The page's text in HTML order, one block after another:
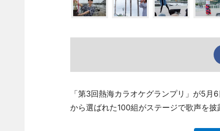
「第3回熱海カラオケグランプリ」が5
から選ばれた100組がステージで歌声を披